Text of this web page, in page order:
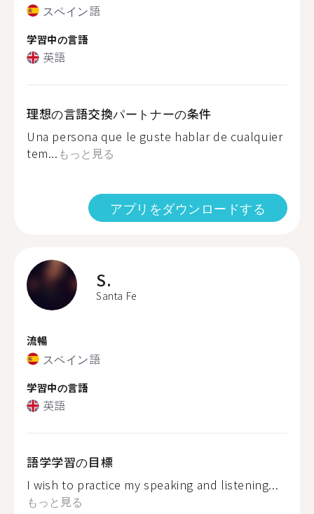
スペイン語
学習中の言語
英語
理想の言語交換パートナーの条件
Una persona que le guste hablar de cualquier
tem... もっと見る
アプリをダウンロードする
S.
Santa Fe
流暢
スペイン語
学習中の言語
英語
語学学習の目標
I wish to practice my speaking and listening...
もっと見る